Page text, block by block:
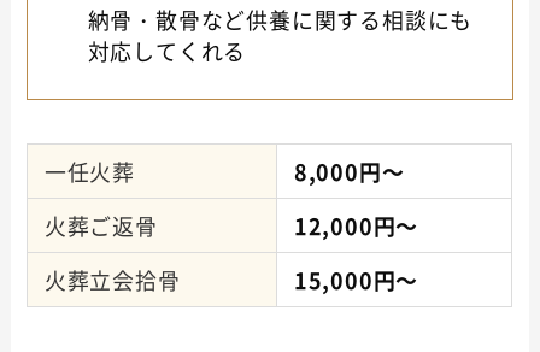
納骨・散骨など供養に関する相談にも
対応してくれる
一任火葬
8,000円～
火葬ご返骨
12,000円～
火葬立会拾骨
15,000円～